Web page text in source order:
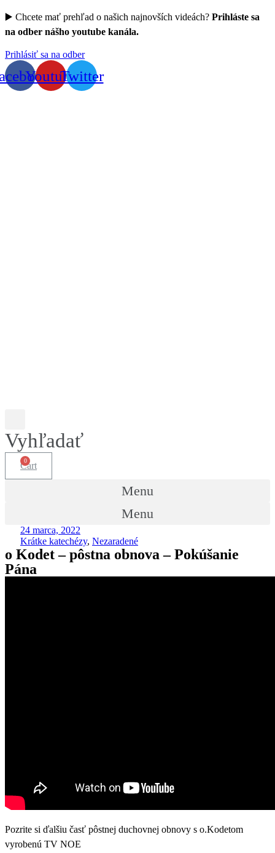
▶️ Chcete mať prehľad o našich najnovších videách? Prihláste sa
na odber nášho youtube kanála.
Prihlásiť sa na odber
YoutubeTwitter
Vyhľadať
Cart
Menu
Menu
24 marca, 2022
Krátke katechézy, Nezaradené
o Kodet – pôstna obnova – Pokúšanie
Pána
Pozrite si ďalšiu časť pôstnej duchovnej obnovy s o.Kodetom
vyrobenú TV NOE